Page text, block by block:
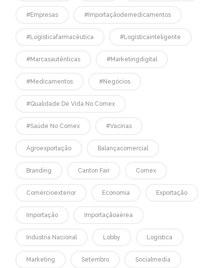
#empresas #Importaçãodemedicamentos
#logísticafarmacêutica #logísticainteligente
#marcasautênticas #marketingdigital
#medicamentos #negócios
#qualidade De Vida No Comex
#saúde No Comex #vacinas
Agroexportação Balançacomercial
Branding Canton Fair Comex
Comércioexterior Economia Exportação
Importação Importaçãoaérea
Industria Nacional Lobby Logística
Marketing Setembro Socialmedia